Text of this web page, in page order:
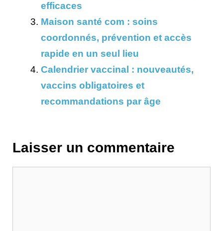
efficaces
Maison santé com : soins
coordonnés, prévention et accès
rapide en un seul lieu
Calendrier vaccinal : nouveautés,
vaccins obligatoires et
recommandations par âge
Laisser un commentaire